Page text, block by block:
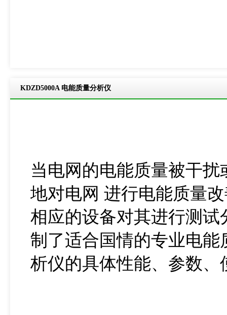
product-breadcrumb
KDZD5000A 电能质量分析仪
当电网的电能质量被干
地对电网 进行电能质量
相应的设备对其进行测
制了适合国情的专业电
析仪的具体性能、参数